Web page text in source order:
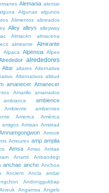
Alemania alentar
Algunas
algunos
Alimentos alineados
Alley alleys
alleyway
Almacén
almacena
almirante Almirante
Alpaca Alpensia Alpes
alrededores
Altar altares Alternativa
Alternativos altitud
amanecer Amanecer
Amarillo
amarrados
ambiance ambience
Ambiente
ambientes
America
América
amigos Amisan Amistad
Amnok
Amourex amp amplia
Amsa Amso
Amtae
Ananti
Anbandegi
anchae ancho Anchoa
Ancient Ancla andar
Andonggukbap
Aneuk Angamsa
Angels